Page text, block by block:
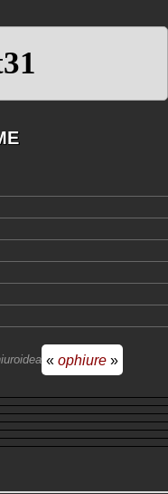
« ophiure »